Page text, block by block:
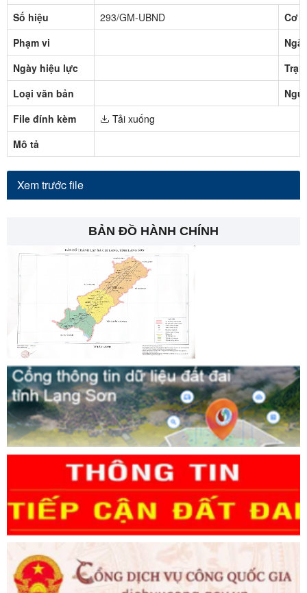
Số hiệu
293/GM-UBND
Cơ
Phạm vi
Ngày hiệu lực
Loại văn bản
File đính kèm
Tải xuống
Mô tả
Xem trước file
BẢN ĐỒ HÀNH CHÍNH